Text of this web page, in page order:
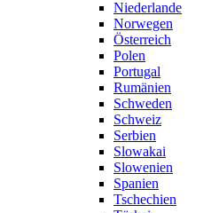
Niederlande
Norwegen
Österreich
Polen
Portugal
Rumänien
Schweden
Schweiz
Serbien
Slowakai
Slowenien
Spanien
Tschechien